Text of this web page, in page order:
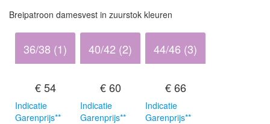
Breipatroon damesvest in zuurstok kleuren
36/38 (1)
€ 54
Indicatie
Garenprijs**
40/42 (2)
€ 60
Indicatie
Garenprijs**
44/46 (3)
€ 66
Indicatie
Garenprijs**